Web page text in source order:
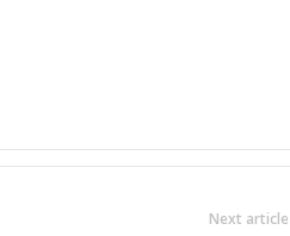
Next article